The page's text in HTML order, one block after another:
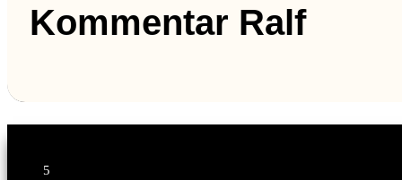
Kommentar Ralf
5